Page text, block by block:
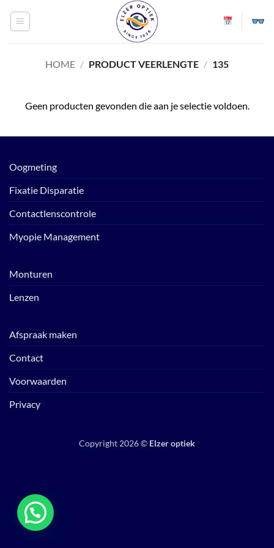
naar
HOME / PRODUCT VEERLENGTE / 135
Geen producten gevonden die aan je selectie voldoen.
Oogmeting
Fixatie Disparatie
Contactlenscontrole
Myopie Management
Monturen
Lenzen
Afspraak maken
Contact
Voorwaarden
Privacy
Copyright 2026 © Elzer optiek